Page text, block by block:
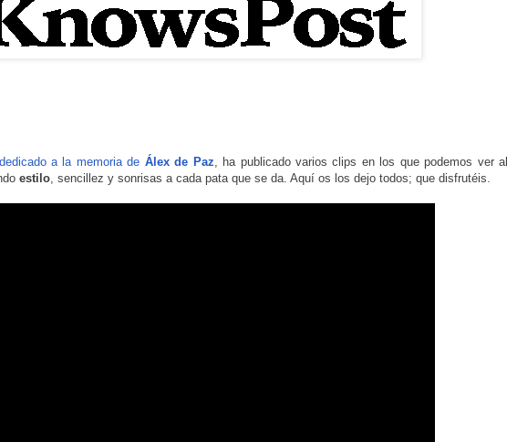
a la memoria de Álex de Paz, ha publicado varios clips en los que podemos ver al
estilo, sencillez y sonrisas a cada pata que se da. Aquí os los dejo todos; que disfrutéis.